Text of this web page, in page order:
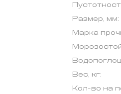
Размер, мм:
Марка
Вес, кг:
Кол-во на